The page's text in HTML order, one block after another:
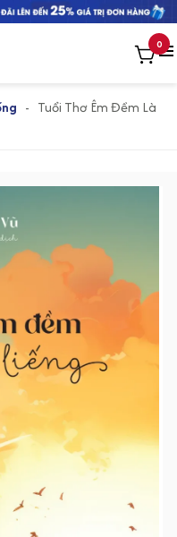
0
- Tuổi Thơ Êm Đềm Là